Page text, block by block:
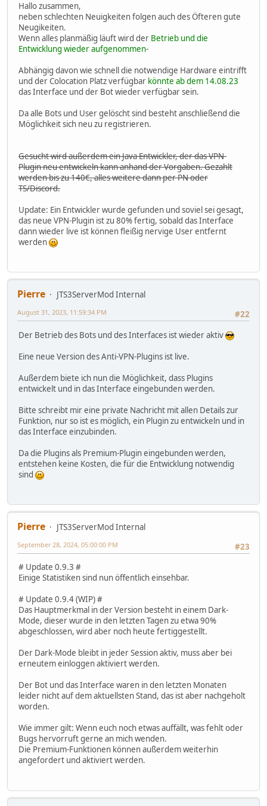
Hallo zusammen,
neben schlechten Neuigkeiten folgen auch des Öfteren gute
Neugikeiten.
Wenn alles planmäßig läuft wird der Betrieb und die
Entwicklung wieder aufgenommen-
Abhängig davon wie schnell die notwendige Hardware eintrifft
und der Colocation Platz verfügbar könnte ab dem 14.08.23
das Interface und der Bot wieder verfügbar sein.
Da alle Bots und User gelöscht sind besteht anschließend die
Möglichkeit sich neu zu registrieren.
Gesucht wird außerdem ein Java Entwickler, der das VPN-
Plugin neu entwickeln kann anhand der Vorgaben. Gezahlt
werden bis zu 140€, alles weitere dann per PN oder
TS/Discord.
Update: Ein Entwickler wurde gefunden und soviel sei gesagt,
das neue VPN-Plugin ist zu 80% fertig, sobald das Interface
dann wieder live ist können fleißig nervige User entfernt
werden
Pierre
JTS3ServerMod Internal
#22
August 31, 2023, 11:59:34 PM
Der Betrieb des Bots und des Interfaces ist wieder aktiv
Eine neue Version des Anti-VPN-Plugins ist live.
Außerdem biete ich nun die Möglichkeit, dass Plugins
entwickelt und in das Interface eingebunden werden.
Bitte schreibt mir eine private Nachricht mit allen Details zur
Funktion, nur so ist es möglich, ein Plugin zu entwickeln und in
das Interface einzubinden.
Da die Plugins als Premium-Plugin eingebunden werden,
entstehen keine Kosten, die für die Entwicklung notwendig
sind
Pierre
JTS3ServerMod Internal
#23
September 28, 2024, 05:00:00 PM
# Update 0.9.3 #
Einige Statistiken sind nun öffentlich einsehbar.
# Update 0.9.4 (WIP) #
Das Hauptmerkmal in der Version besteht in einem Dark-
Mode, dieser wurde in den letzten Tagen zu etwa 90%
abgeschlossen, wird aber noch heute fertiggestellt.
Der Dark-Mode bleibt in jeder Session aktiv, muss aber bei
erneutem einloggen aktiviert werden.
Der Bot und das Interface waren in den letzten Monaten
leider nicht auf dem aktuellsten Stand, das ist aber nachgeholt
worden.
Wie immer gilt: Wenn euch noch etwas auffällt, was fehlt oder
Bugs hervorruft gerne an mich wenden.
Die Premium-Funktionen können außerdem weiterhin
angefordert und aktiviert werden.